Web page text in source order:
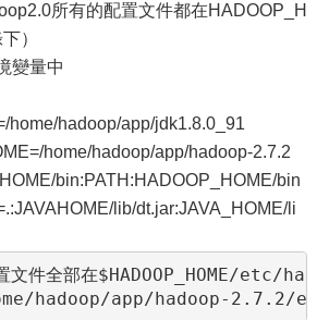
所有的配置文件都在HADOOP_H
）
變量中
home/hadoop/app/jdk1.8.0_91
home/hadoop/app/hadoop-2.7.2
bin:PATH:HADOOP_HOME/bin
JAVAHOME/lib/dt.jar:JAVA_HOME/li
件全部在$HADOOP_HOME/etc/